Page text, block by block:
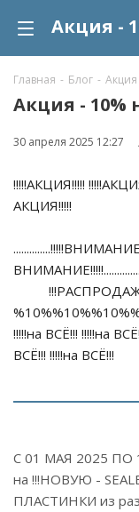
Главная - Блог - Акция
Акция - 10%
30 апреля 2025 12:27
!!!!!АКЦИЯ!!!!!
АКЦИЯ!!!!!
!!!!!на ВСЁ!!! !!!!!на
ВСЁ!!! !!!!!на ВСЁ!!!
С 01 МАЯ 2025 ПО
на !!!НОВУЮ -
ПЛАСТИНКИ из